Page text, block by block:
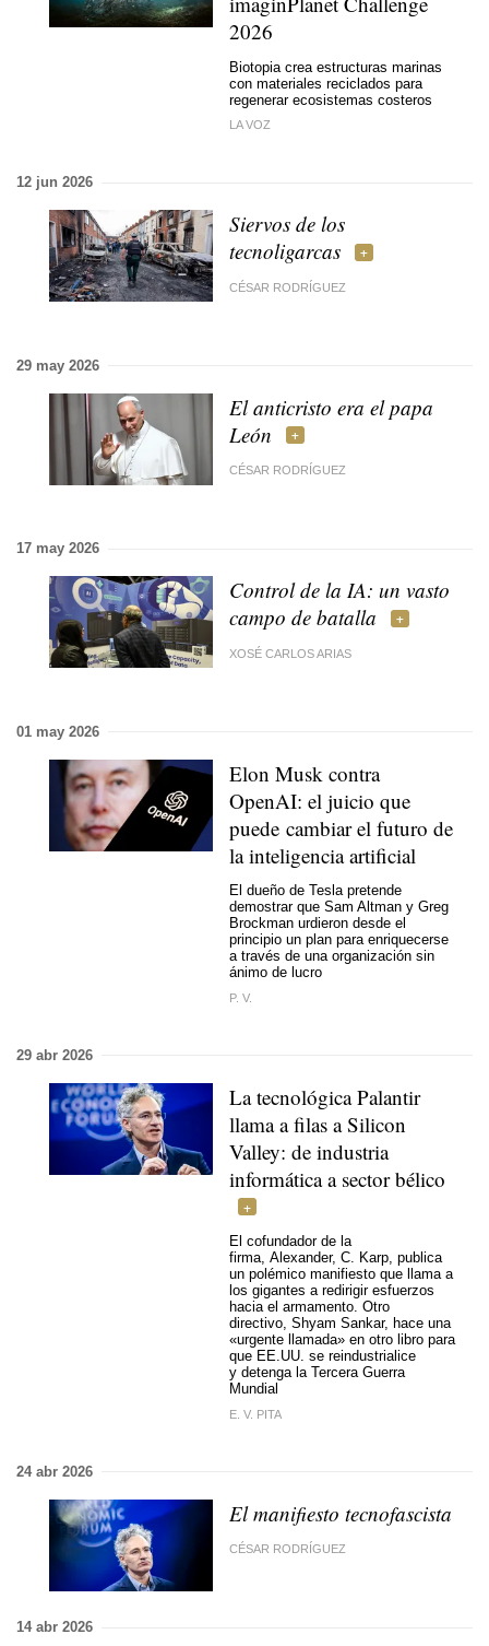
2026
Biotopia crea estructuras marinas
con materiales reciclados para
regenerar ecosistemas costeros
LA VOZ
12 jun 2026
Siervos de los
tecnoligarcas
CÉSAR RODRÍGUEZ
29 may 2026
El anticristo era el papa
León
CÉSAR RODRÍGUEZ
17 may 2026
Control de la IA: un vasto
campo de batalla
XOSÉ CARLOS ARIAS
01 may 2026
Elon Musk contra
OpenAI: el juicio que
puede cambiar el futuro de
la inteligencia artificial
El dueño de Tesla pretende
demostrar que Sam Altman y Greg
Brockman urdieron desde el
principio un plan para enriquecerse
a través de una organización sin
ánimo de lucro
P. V.
29 abr 2026
La tecnológica Palantir
llama a filas a Silicon
Valley: de industria
informática a sector bélico
El cofundador de la
firma, Alexander, C. Karp, publica
un polémico manifiesto que llama a
los gigantes a redirigir esfuerzos
hacia el armamento. Otro
directivo, Shyam Sankar, hace una
«urgente llamada» en otro libro para
que EE.UU. se reindustrialice
y detenga la Tercera Guerra
Mundial
E. V. PITA
24 abr 2026
El manifiesto tecnofascista
CÉSAR RODRÍGUEZ
14 abr 2026